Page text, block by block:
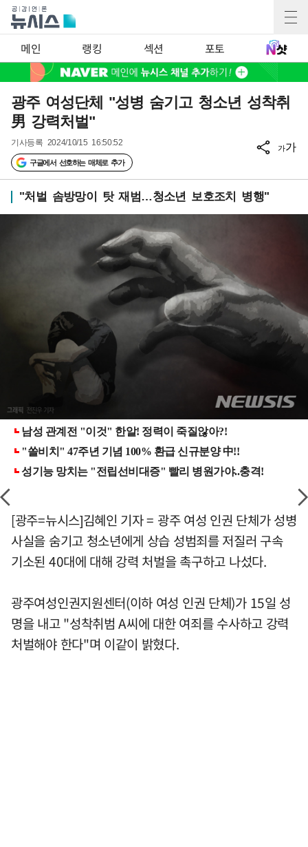
메인 랭킹 섹션 포토
광주 여성단체 "성병 숨기고 청소년 성착취
男 강력처벌"
기사등록 2024/10/15 16:50:52
구글에서 선호하는 매체로 추가
가가
"처벌 솜방망이 탓 재범…청소년 보호조치 병행"
[광주=뉴시스]김혜인 기자 = 광주 여성 인권 단체가 성병
사실을 숨기고 청소년에게 상습 성범죄를 저질러 구속
기소된 40대에 대해 강력 처벌을 촉구하고 나섰다.
광주여성인권지원센터(이하 여성 인권 단체)가 15일 성
명을 내고 "성착취범 A씨에 대한 여죄를 수사하고 강력
처벌해야 한다"며 이같이 밝혔다.